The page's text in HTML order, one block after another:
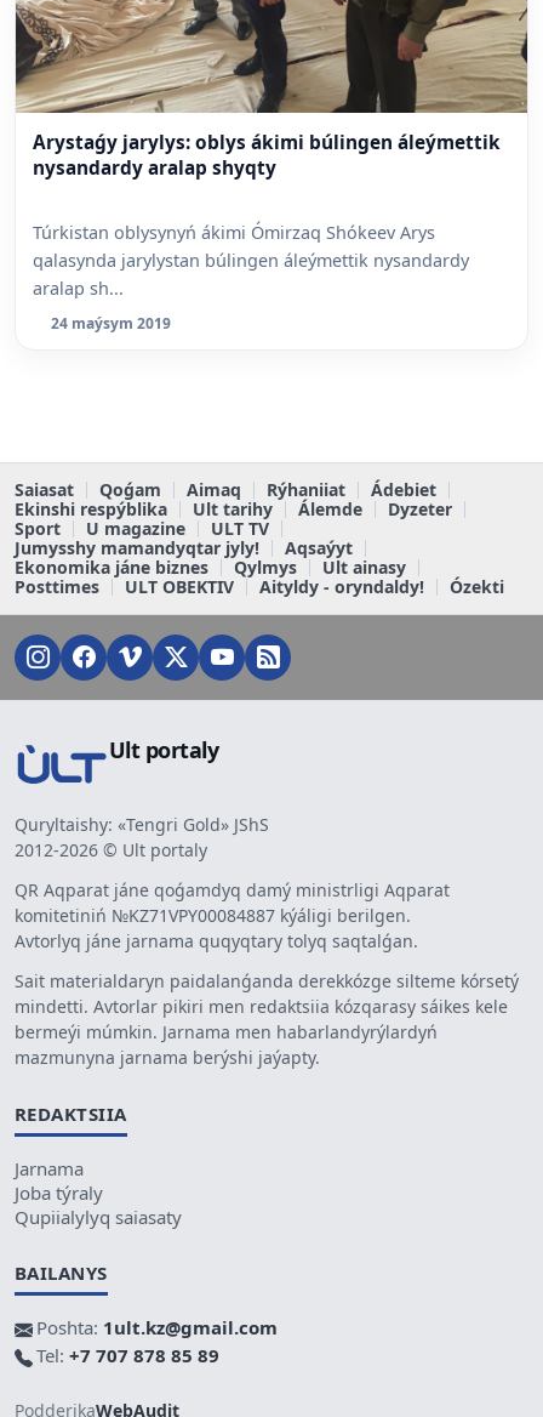
Arystaǵy jarylys: oblys ákimi búlingen áleýmettik
nysandardy aralap shyqty
Túrkistan oblysynyń ákimi Ómirzaq Shókeev Arys
qalasynda jarylystan búlingen áleýmettik nysandardy
aralap sh...
24 maýsym 2019
Saiasat Qoǵam Aimaq Rýhaniiat
Ádebiet
Ekinshi respýblika
Ult tarihy Álemde
Dyzeter
Sport
U magazine
ULT TV
Jumysshy mamandyqtar jyly!
Aqsaýyt
Ekonomika jáne biznes
Qylmys
Ult ainasy
Posttimes
ULT OBEKTIV Aityldy - oryndaldy! Ózekti
Ult portaly
Quryltaishy: «Tengri Gold» JShS
2012-2026 © Ult portaly
QR Aqparat jáne qoǵamdyq damý ministrligi Aqparat
komitetiniń №KZ71VPY00084887 kýáligi berilgen.
Avtorlyq jáne jarnama quqyqtary tolyq saqtalǵan.
Sait materialdaryn paidalanǵanda derekkózge silteme kórsetý
mindetti. Avtorlar pikiri men redaktsiia kózqarasy sáikes kele
bermeýi múmkin. Jarnama men habarlandyrýlardyń
mazmunyna jarnama berýshi jaýapty.
REDAKTSIIA
Jarnama
Joba týraly
Qupiialylyq saiasaty
BAILANYS
Poshta: 1ult.kz@gmail.com
Tel: +7 707 878 85 89
PodderjkaWebAudit